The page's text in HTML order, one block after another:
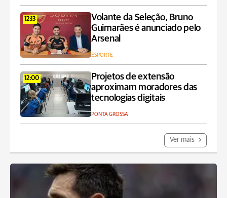
12:13
Volante da Seleção, Bruno
Guimarães é anunciado pelo
Arsenal
ESPORTE
12:00
Projetos de extensão
aproximam moradores das
tecnologias digitais
PONTA GROSSA
Ver mais